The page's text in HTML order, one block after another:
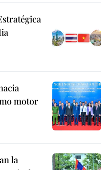
motor
la